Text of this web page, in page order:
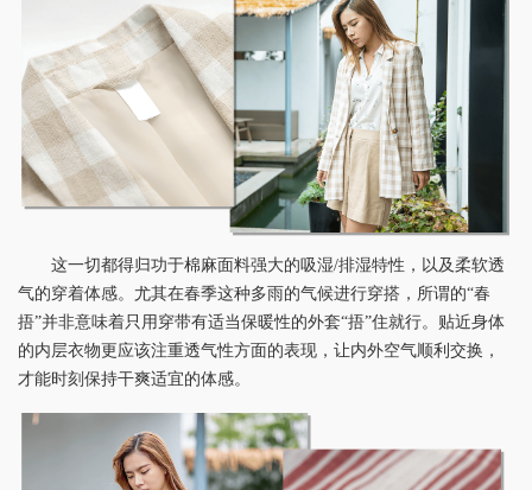
这一切都得归功于棉麻面料强大的吸湿/排湿特性，以及柔软透
气的穿着体感。尤其在春季这种多雨的气候进行穿搭，所谓的“春
捂”并非意味着只用穿带有适当保暖性的外套“捂”住就行。贴近身体
的内层衣物更应该注重透气性方面的表现，让内外空气顺利交换，
才能时刻保持干爽适宜的体感。